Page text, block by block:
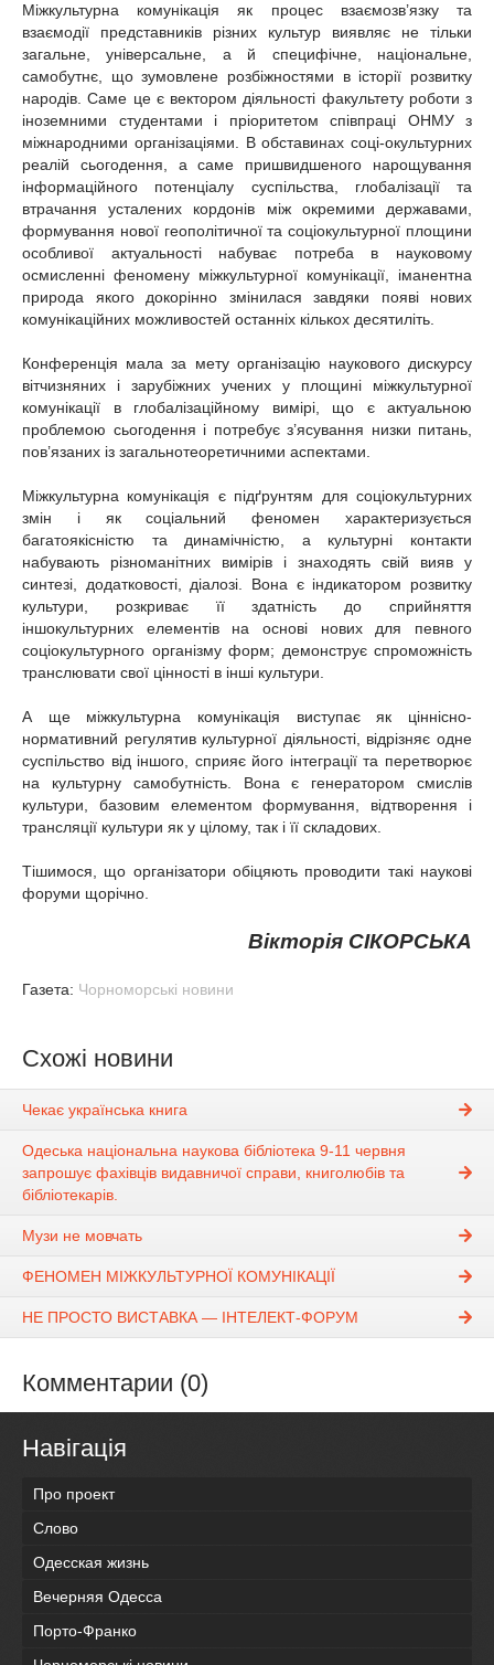
Міжкультурна комунікація як процес взаємозв’язку та
взаємодії представників різних культур виявляє не тільки
загальне, універсальне, а й специфічне, національне,
самобутнє, що зумовлене розбіжностями в історії розвитку
народів. Саме це є вектором діяльності факультету роботи з
іноземними студентами і пріоритетом співпраці ОНМУ з
міжнародними організаціями. В обставинах соці-окультурних
реалій сьогодення, а саме пришвидшеного нарощування
інформаційного потенціалу суспільства, глобалізації та
втрачання усталених кордонів між окремими державами,
формування нової геополітичної та соціокультурної площини
особливої актуальності набуває потреба в науковому
осмисленні феномену міжкультурної комунікації, іманентна
природа якого докорінно змінилася завдяки появі нових
комунікаційних можливостей останніх кількох десятиліть.
Конференція мала за мету організацію наукового дискурсу
вітчизняних і зарубіжних учених у площині міжкультурної
комунікації в глобалізаційному вимірі, що є актуальною
проблемою сьогодення і потребує з’ясування низки питань,
пов’язаних із загальнотеоретичними аспектами.
Міжкультурна комунікація є підґрунтям для соціокультурних
змін і як соціальний феномен характеризується
багатоякісністю та динамічністю, а культурні контакти
набувають різноманітних вимірів і знаходять свій вияв у
синтезі, додатковості, діалозі. Вона є індикатором розвитку
культури, розкриває її здатність до сприйняття
іншокультурних елементів на основі нових для певного
соціокультурного організму форм; демонструє спроможність
транслювати свої цінності в інші культури.
А ще міжкультурна комунікація виступає як ціннісно-
нормативний регулятив культурної діяльності, відрізняє одне
суспільство від іншого, сприяє його інтеграції та перетворює
на культурну самобутність. Вона є генератором смислів
культури, базовим елементом формування, відтворення і
трансляції культури як у цілому, так і її складових.
Тішимося, що організатори обіцяють проводити такі наукові
форуми щорічно.
Вікторія СІКОРСЬКА
Газета: Чорноморські новини
Схожі новини
Чекає українська книга
Одеська національна наукова бібліотека 9-11 червня
запрошує фахівців видавничої справи, книголюбів та
бібліотекарів.
Музи не мовчать
ФЕНОМЕН МІЖКУЛЬТУРНОЇ КОМУНІКАЦІЇ
НЕ ПРОСТО ВИСТАВКА — ІНТЕЛЕКТ-ФОРУМ
Комментарии (0)
Навігація
Про проект
Слово
Одесская жизнь
Вечерняя Одесса
Порто-Франко